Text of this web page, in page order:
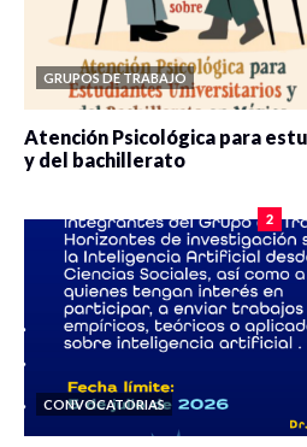
GRUPOS DE TRABAJO
Atención Psicológica para
y del bachillerato
2
CONVOCATORIAS